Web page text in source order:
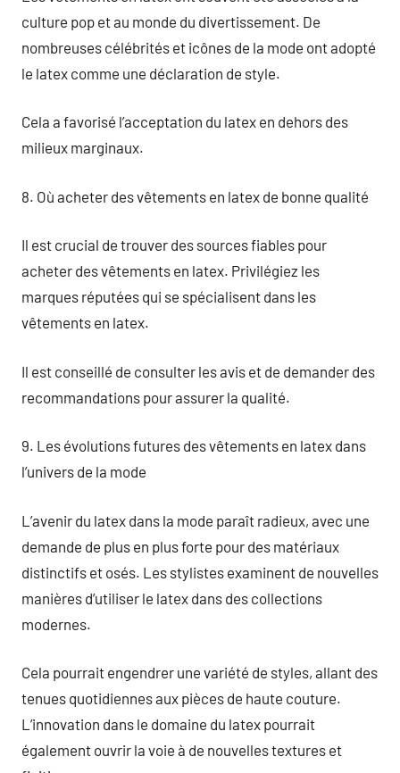
culture pop et au monde du divertissement. De
nombreuses célébrités et icônes de la mode ont adopté
le latex comme une déclaration de style.
Cela a favorisé l’acceptation du latex en dehors des
milieux marginaux.
8. Où acheter des vêtements en latex de bonne qualité
Il est crucial de trouver des sources fiables pour
acheter des vêtements en latex. Privilégiez les
marques réputées qui se spécialisent dans les
vêtements en latex.
Il est conseillé de consulter les avis et de demander des
recommandations pour assurer la qualité.
9. Les évolutions futures des vêtements en latex dans
l’univers de la mode
L’avenir du latex dans la mode paraît radieux, avec une
demande de plus en plus forte pour des matériaux
distinctifs et osés. Les stylistes examinent de nouvelles
manières d’utiliser le latex dans des collections
modernes.
Cela pourrait engendrer une variété de styles, allant des
tenues quotidiennes aux pièces de haute couture.
L’innovation dans le domaine du latex pourrait
également ouvrir la voie à de nouvelles textures et